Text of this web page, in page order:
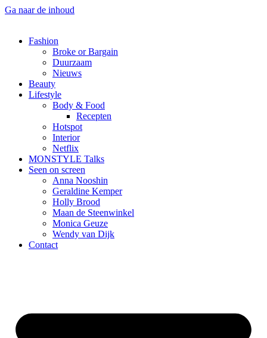
Ga naar de inhoud
Fashion
Broke or Bargain
Duurzaam
Nieuws
Beauty
Lifestyle
Body & Food
Recepten
Hotspot
Interior
Netflix
MONSTYLE Talks
Seen on screen
Anna Nooshin
Geraldine Kemper
Holly Brood
Maan de Steenwinkel
Monica Geuze
Wendy van Dijk
Contact